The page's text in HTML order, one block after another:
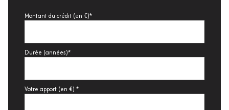
Montant du crédit (en €)*
Durée (années)*
Votre apport (en €) *